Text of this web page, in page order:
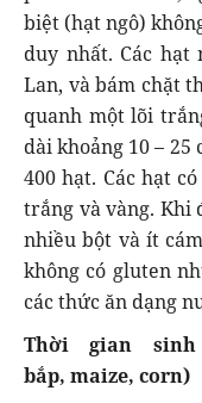
biệt (hạt ngô)
duy nhất. Các
Lan, và bám chặt
quanh một lõi
dài khoảng 10 – 25
400 hạt. Các hạt
trắng và vàng. Khi
nhiều bột và ít
không có gluten
các thức ăn dạng
Thời gian
bắp, maize, corn)